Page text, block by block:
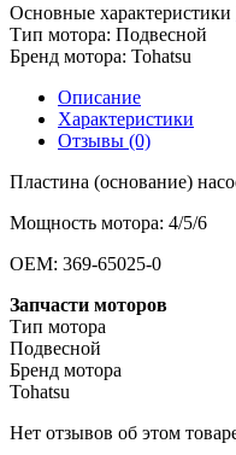
Основные характеристики
Тип мотора: Подвесной
Бренд мотора: Tohatsu
Описание
Характеристики
Отзывы (0)
Пластина (основание)
Мощность мотора: 4/5/6
OEM: 369-65025-0
Запчасти моторов
Тип мотора
Подвесной
Бренд мотора
Tohatsu
Нет отзывов об этом